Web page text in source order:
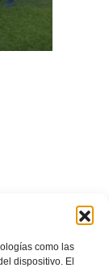
como las
dispositivo. El